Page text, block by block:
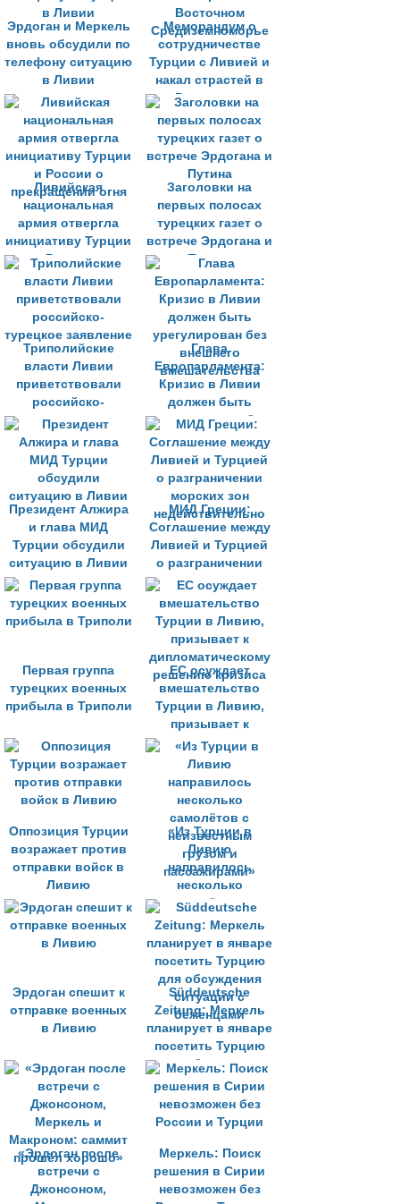
Эрдоган и Меркель
вновь обсудили по
телефону ситуацию
в Ливии
Меморандум о
сотрудничестве
Турции с Ливией и
накал страстей в
Восточном
Средиземноморье
Ливийская
национальная
армия отвергла
инициативу Турции
и России о
прекращении огня
Заголовки на
первых полосах
турецких газет о
встрече Эрдогана и
Путина
Триполийские
власти Ливии
приветствовали
российско-
турецкое заявление
Глава
Европарламента:
Кризис в Ливии
должен быть
урегулирован без
внешнего
вмешательства
Президент Алжира
и глава МИД
Турции обсудили
ситуацию в Ливии
МИД Греции:
Соглашение между
Ливией и Турцией
о разграничении
морских зон
недействительно
Первая группа
турецких военных
прибыла в Триполи
ЕС осуждает
вмешательство
Турции в Ливию,
призывает к
дипломатическому
решению кризиса
Оппозиция Турции
возражает против
отправки войск в
Ливию
«Из Турции в
Ливию
направилось
несколько
самолётов с
неизвестным
грузом и
пассажирами»
Эрдоган спешит к
отправке военных
в Ливию
Süddeutsche
Zeitung: Меркель
планирует в январе
посетить Турцию
для обсуждения
ситуации с
беженцами
«Эрдоган после
встречи с
Джонсоном,
Меркель: Поиск
решения в Сирии
невозможен без